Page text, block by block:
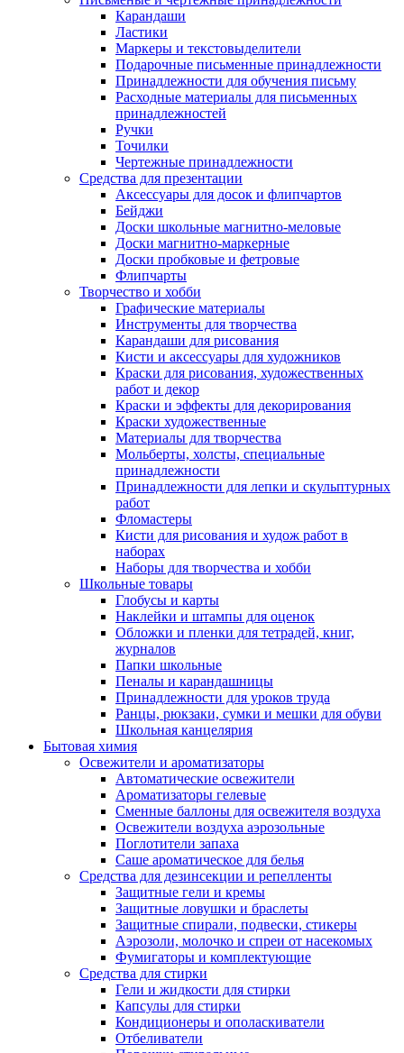
Карандаши
Ластики
Маркеры и текстовыделители
Подарочные письменные принадлежности
Принадлежности для обучения письму
Расходные материалы для письменных
принадлежностей
Ручки
Точилки
Чертежные принадлежности
Средства для презентации
Аксессуары для досок и флипчартов
Бейджи
Доски школьные магнитно-меловые
Доски магнитно-маркерные
Доски пробковые и фетровые
Флипчарты
Творчество и хобби
Графические материалы
Инструменты для творчества
Карандаши для рисования
Кисти и аксессуары для художников
Краски для рисования, художественных
работ и декор
Краски и эффекты для декорирования
Краски художественные
Материалы для творчества
Мольберты, холсты, специальные
принадлежности
Принадлежности для лепки и скульптурных
работ
Фломастеры
Кисти для рисования и худож работ в
наборах
Наборы для творчества и хобби
Школьные товары
Глобусы и карты
Наклейки и штампы для оценок
Обложки и пленки для тетрадей, книг,
журналов
Папки школьные
Пеналы и карандашницы
Принадлежности для уроков труда
Ранцы, рюкзаки, сумки и мешки для обуви
Школьная канцелярия
Бытовая химия
Освежители и ароматизаторы
Автоматические освежители
Ароматизаторы гелевые
Сменные баллоны для освежителя воздуха
Освежители воздуха аэрозольные
Поглотители запаха
Саше ароматическое для белья
Средства для дезинсекции и репелленты
Защитные гели и кремы
Защитные ловушки и браслеты
Защитные спирали, подвески, стикеры
Аэрозоли, молочко и спреи от насекомых
Фумигаторы и комплектующие
Средства для стирки
Гели и жидкости для стирки
Капсулы для стирки
Кондиционеры и ополаскиватели
Отбеливатели